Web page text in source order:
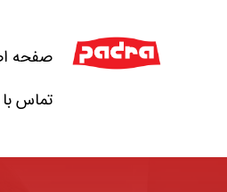
صفحه
تماس با